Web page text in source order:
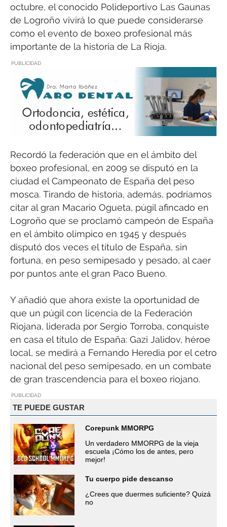
octubre, el conocido Polideportivo Las Gaunas
de Logroño vivirá lo que puede considerarse
como el evento de boxeo profesional más
importante de la historia de La Rioja.
PUBLICIDAD
Recordó la federación que en el ámbito del
boxeo profesional, en 2009 se disputó en la
ciudad el Campeonato de España del peso
mosca. Tirando de historia, además, podríamos
citar al gran Macario Ogueta, púgil afincado en
Logroño que se proclamó campeón de España
en el ámbito olímpico en 1945 y después
disputó dos veces el título de España, sin
fortuna, en peso semipesado y pesado, al caer
por puntos ante el gran Paco Bueno.
Y añadió que ahora existe la oportunidad de
que un púgil con licencia de la Federación
Riojana, liderada por Sergio Torroba, conquiste
en casa el título de España: Gazi Jalidov, héroe
local, se medirá a Fernando Heredia por el cetro
nacional del peso semipesado, en un combate
de gran trascendencia para el boxeo riojano.
PUBLICIDAD
TE PUEDE GUSTAR
Corepunk MMORPG
Un verdadero MMORPG de la vieja
escuela ¡Cómo los de antes, pero
mejor!
Tu cuerpo pide descanso
¿Crees que duermes suficiente? Quizá
no